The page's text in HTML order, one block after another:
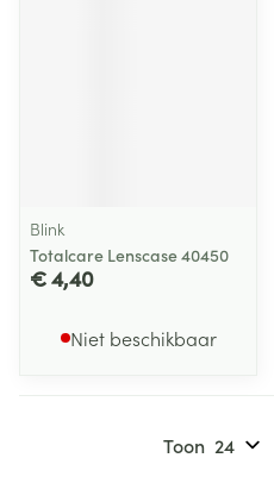
Blink
Totalcare Lenscase 40450
€ 4,40
Niet beschikbaar
Toon